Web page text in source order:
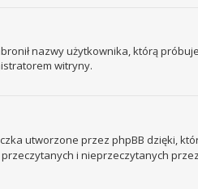
nazwy użytkownika, którą
witryny.
utworzone przez phpBB dzięki,
i nieprzeczytanych